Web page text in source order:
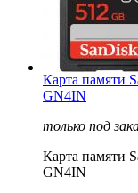
Карта памяти
GN4IN
только под
Карта памяти
GN4IN